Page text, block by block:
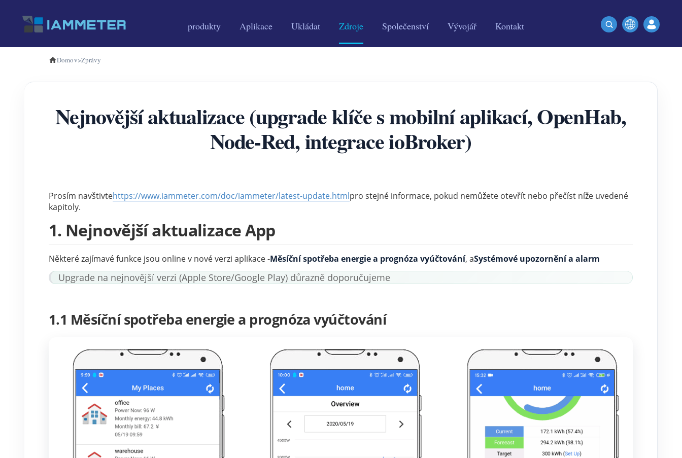
produkty Aplikace Ukládat Zdroje Společenství Vývojář Kontakt
Domov>Zprávy
Nejnovější aktualizace (upgrade klíče s mobilní aplikací, OpenHab,
Node-Red, integrace ioBroker)
Prosím navštivtehttps://www.iammeter.com/doc/iammeter/latest-update.htmlpro stejné informace, pokud nemůžete otevřít nebo přečíst níže uvedené
kapitoly.
1. Nejnovější aktualizace App
Některé zajímavé funkce jsou online v nové verzi aplikace -Měsíční spotřeba energie a prognóza vyúčtování, aSystémové upozornění a alarm
Upgrade na nejnovější verzi (Apple Store/Google Play) důrazně doporučujeme
1.1 Měsíční spotřeba energie a prognóza vyúčtování